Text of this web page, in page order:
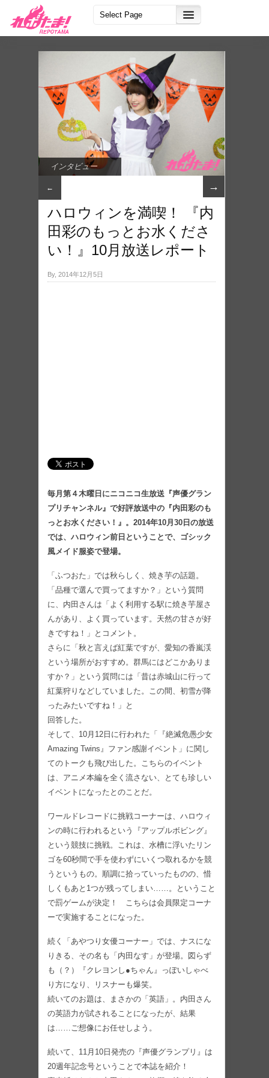
インタビュー
← →
ハロウィンを満喫！ 『内
田彩のもっとお水くださ
い！』10月放送レポート
By, 2014年12月5日
毎月第４木曜日にニコニコ生放送『声優グラン
プリチャンネル』で好評放送中の『内田彩のも
っとお水ください！』。2014年10月30日の放送
では、ハロウィン前日ということで、ゴシック
風メイド服姿で登場。
「ふつおた」では秋らしく、焼き芋の話題。
「品種で選んで買ってますか？」という質問
に、内田さんは「よく利用する駅に焼き芋屋さ
んがあり、よく買っています。天然の甘さが好
きですね！」とコメント。
さらに「秋と言えば紅葉ですが、愛知の香嵐渓
という場所がおすすめ。群馬にはどこかありま
すか？」という質問には「昔は赤城山に行って
紅葉狩りなどしていました。この間、初雪が降
ったみたいですね！」と
回答した。
そして、10月12日に行われた「『絶滅危愚少女
Amazing Twins』ファン感謝イベント」に関し
てのトークも飛び出した。こちらのイベント
は、アニメ本編を全く流さない、とても珍しい
イベントになったとのことだ。
ワールドレコードに挑戦コーナーは、ハロウィ
ンの時に行われるという『アップルボビング』
という競技に挑戦。これは、水槽に浮いたリン
ゴを60秒間で手を使わずにいくつ取れるかを競
うというもの。順調に拾っていったものの、惜
しくもあと1つが残ってしまい……。ということ
で罰ゲームが決定！ こちらは会員限定コーナ
ーで実施することになった。
続く「あやつり女優コーナー」では、ナスにな
りきる、その名も「内田なす」が登場。図らず
も（？）『クレヨンし●ちゃん』っぽいしゃべ
り方になり、リスナーも爆笑。
続いてのお題は、まさかの「英語」。内田さん
の英語力が試されることになったが、結果
は……ご想像にお任せしよう。
続いて、11月10日発売の『声優グランプリ』は
20週年記念号ということで本誌を紹介！